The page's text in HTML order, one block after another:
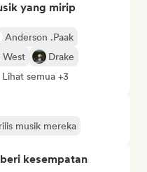
yang mirip
Anderson .Paak
West
Drake
Lihat semua +3
musik mereka
kesempatan